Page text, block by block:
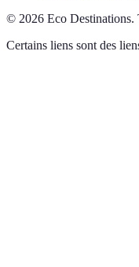
© 2026 Eco Destinations.
Certains liens sont des